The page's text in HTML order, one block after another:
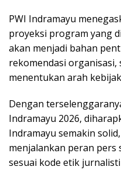
PWI Indramayu
proyeksi program yang
akan menjadi bahan
rekomendasi organisasi,
menentukan arah
Dengan
Indramayu 2026,
Indramayu semakin
menjalankan peran pers
sesuai kode etik